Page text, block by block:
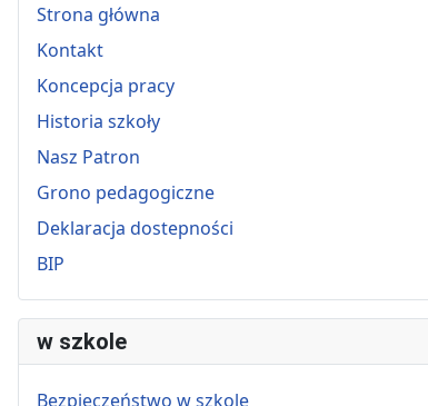
Strona główna
Kontakt
Koncepcja pracy
Historia szkoły
Nasz Patron
Grono pedagogiczne
Deklaracja dostepności
BIP
w szkole
Bezpieczeństwo w szkole